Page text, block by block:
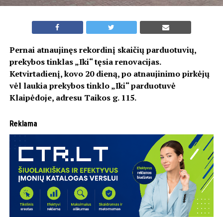
Pernai atnaujinęs rekordinį skaičių parduotuvių,
prekybos tinklas „Iki“ tęsia renovacijas.
Ketvirtadienį, kovo 20 dieną, po atnaujinimo pirkėjų
vėl laukia prekybos tinklo „Iki“ parduotuvė
Klaipėdoje, adresu Taikos g. 115.
Reklama